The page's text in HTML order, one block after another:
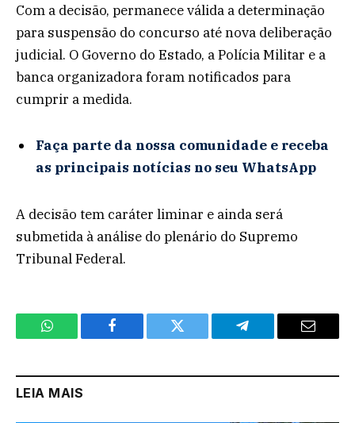
Com a decisão, permanece válida a determinação
para suspensão do concurso até nova deliberação
judicial. O Governo do Estado, a Polícia Militar e a
banca organizadora foram notificados para
cumprir a medida.
Faça parte da nossa comunidade e receba
as principais notícias no seu WhatsApp
A decisão tem caráter liminar e ainda será
submetida à análise do plenário do Supremo
Tribunal Federal.
WhatsApp Facebook Twitter Telegram Email
LEIA MAIS